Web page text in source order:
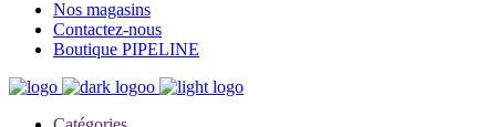
Nos magasins
Contactez-nous
Boutique PIPELINE